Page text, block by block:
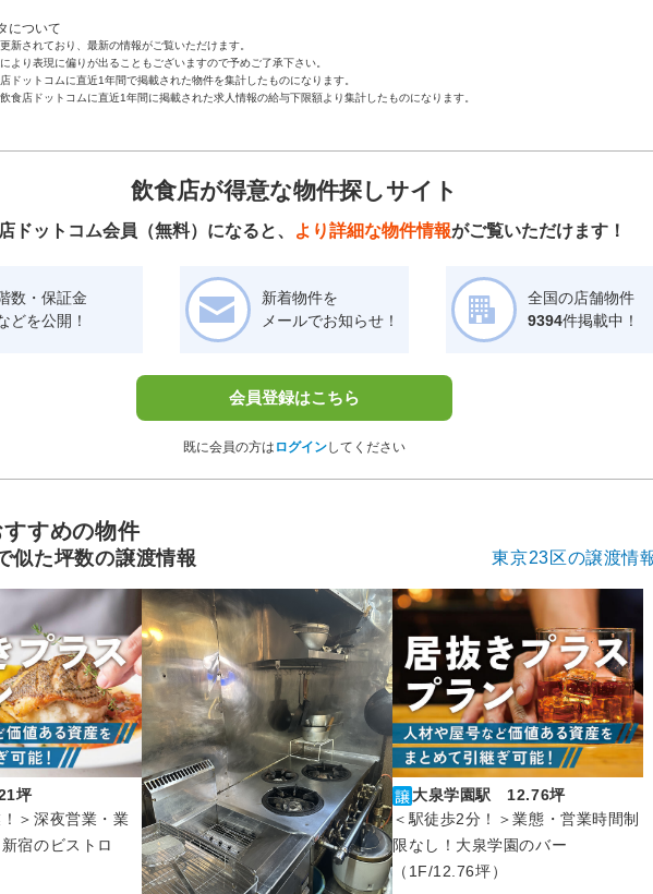
について
新されており、最新の情報がご覧いただけます。
より表現に偏りが出ることもございますので予めご了承下さい。
ドットコムに直近1年間で掲載された物件を集計したものになります。
食店ドットコムに直近1年間に掲載された求人情報の給与下限額より集計したものになります。
飲食店が得意な物件探しサイト
ドットコム会員（無料）になると、 より詳細な物件情報がご覧いただけます！
数・保証金
どを公開！
新着物件を
メールでお知らせ！
全国の店舗物件
9394件掲載中！
会員登録はこちら
既に会員の方は ログインしてください
すめの物件
似た坪数の譲渡情報 東京23区の譲渡情
坪
＞深夜営業・業
宿のビストロ
大泉学園駅 12.76坪
＜駅徒歩2分！＞業態・営業時間制
限なし！大泉学園のバー
（1F/12.76坪）